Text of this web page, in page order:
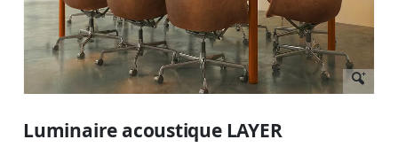
début
Luminaire acoustique LAYER